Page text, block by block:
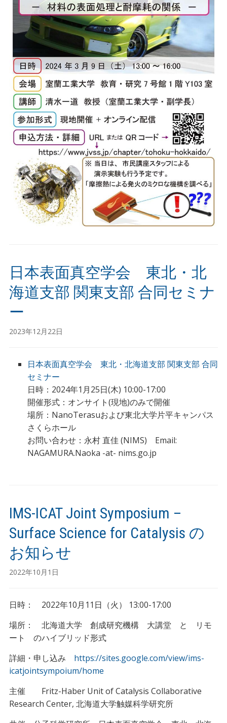
日本表面真空学会 東北・北
海道支部 関東支部 合同セミナ
ー
2023年12月22日
日本表面真空学会 東北・北海道支部 関東支部 合同
セミナー
日時：2024年1月25日(木) 10:00-17:00
開催形式：オンサイト(現地)のみで開催
場所：NanoTerasuおよび東北大学片平キャンパス
さくらホール
お問い合わせ：永村 直佳 (NIMS) Email:
NAGAMURA.Naoka -at- nims.go.jp
IMS-ICAT Joint Symposium –
Surface Science for Catalysis の
お知らせ
2022年10月1日
日時： 2022年10月11日（火） 13:00-17:00
場所： 北海道大学 創成研究機構 大講堂 と リモ
ート のハイブリッド形式
詳細・申し込み https://sites.google.com/view/ims-
icatjointsympoium/home
主催 Fritz-Haber Unit of Catalysis Collaborative
Research Center, 北海道大学触媒科学研究所